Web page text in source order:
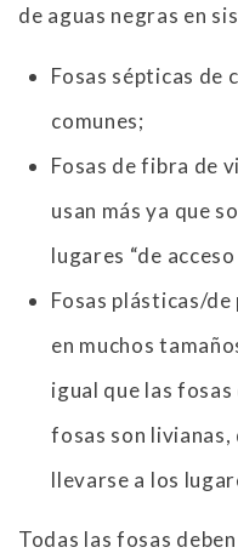
de aguas negras en
Fosas sépticas de
comunes;
Fosas de fibra de
usan más ya que
lugares “de
Fosas plásticas/
en muchos
igual que las
fosas son livianas,
llevarse a los
Todas las fosas